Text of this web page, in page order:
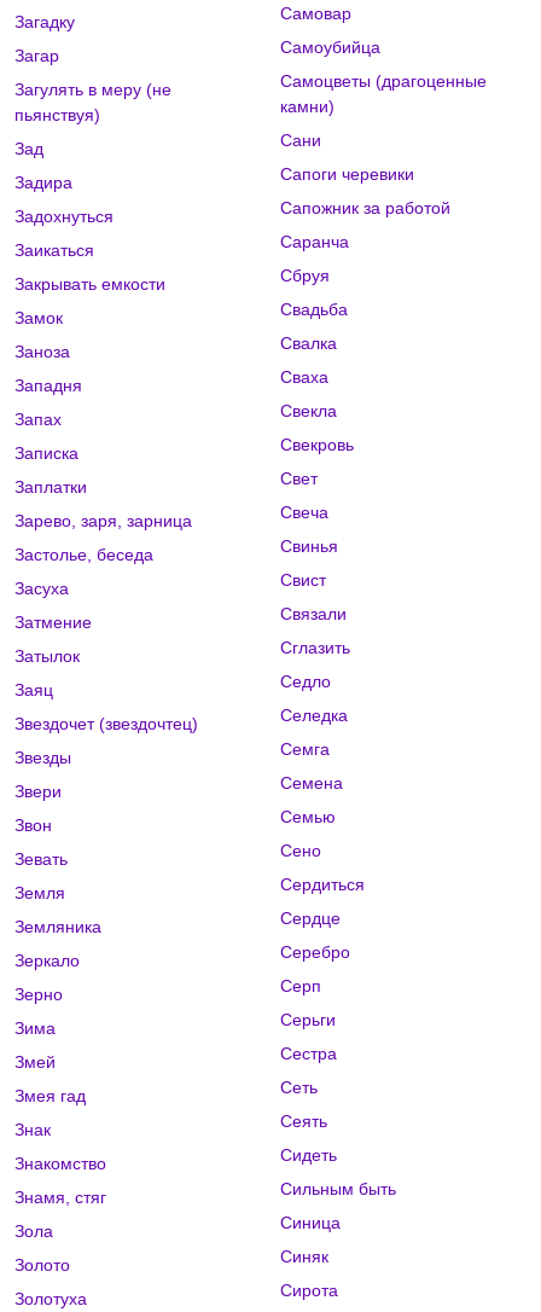
Загадку
Загар
Загулять в меру (не
пьянствуя)
Зад
Задира
Задохнуться
Заикаться
Закрывать емкости
Замок
Заноза
Западня
Запах
Записка
Заплатки
Зарево, заря, зарница
Застолье, беседа
Засуха
Затмение
Затылок
Заяц
Звездочет (звездочтец)
Звезды
Звери
Звон
Зевать
Земля
Земляника
Зеркало
Зерно
Зима
Змей
Змея гад
Знак
Знакомство
Знамя, стяг
Зола
Золото
Золотуха
Самовар
Самоубийца
Самоцветы (драгоценные
камни)
Сани
Сапоги черевики
Сапожник за работой
Саранча
Сбруя
Свадьба
Свалка
Сваха
Свекла
Свекровь
Свет
Свеча
Свинья
Свист
Связали
Сглазить
Седло
Селедка
Семга
Семена
Семью
Сено
Сердиться
Сердце
Серебро
Серп
Серьги
Сестра
Сеть
Сеять
Сидеть
Сильным быть
Синица
Синяк
Сирота